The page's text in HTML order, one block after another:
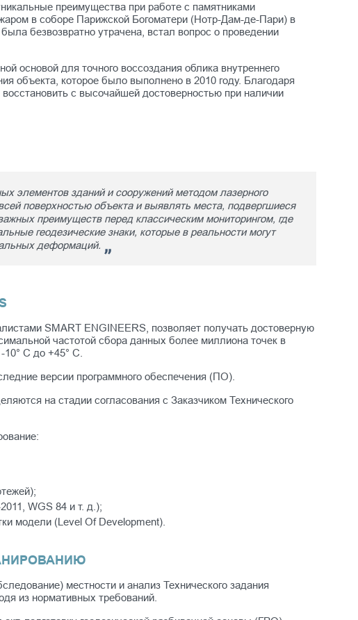
преимущества при работе с памятниками
в соборе Парижской Богоматери (Нотр-Дам-де-Пари) в
безвозвратно утрачена, встал вопрос о проведении
основой для точного воссоздания облика внутреннего
объекта, которое было выполнено в 2010 году. Благодаря
с высочайшей достоверностью при наличии
элементов зданий и сооружений методом лазерного
поверхностью объекта и выявлять места, подвергшиеся
преимуществ перед классическим мониторингом, где
геодезические знаки, которые в реальности могут
деформаций.
SMART ENGINEERS, позволяет получать достоверную
частотой сбора данных более миллиона точек в
C до +45° C.
версии программного обеспечения (ПО).
на стадии согласования с Заказчиком Технического
WGS 84 и т. д.);
модели (Level Of Development).
местности и анализ Технического задания
из нормативных требований.